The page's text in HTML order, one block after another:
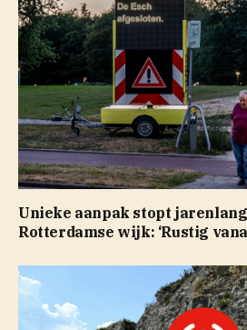
Unieke aanpak stopt
Rotterdamse wijk: ‘Rustig